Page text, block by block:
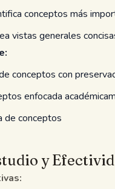
conceptos más
vistas generales
conceptos con
enfocada
de conceptos
y